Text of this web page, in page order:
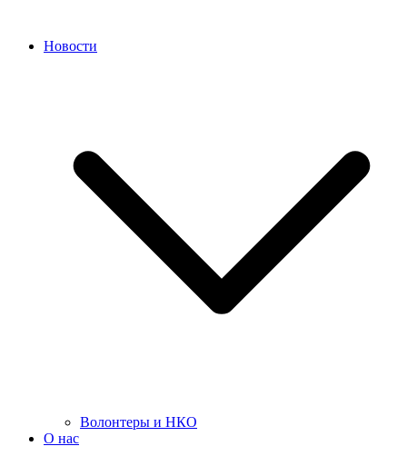
Новости
Волонтеры и НКО
О нас